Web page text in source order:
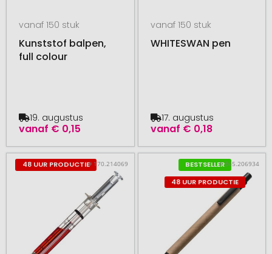
vanaf 150 stuk
Kunststof balpen,
full colour
vanaf € 0,15
19. augustus
vanaf 150 stuk
WHITESWAN pen
vanaf € 0,18
17. augustus
48 UUR PRODUCTIE# 170.214069
BESTSELLER
48 UUR PRODUCTIE
# 365.206934